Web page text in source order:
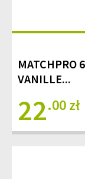
MATCHPRO
VANILLE...
22.00 zł